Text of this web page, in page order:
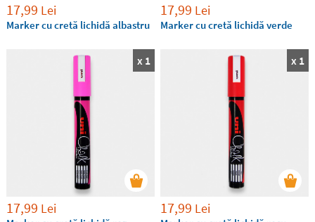
17,99 Lei
Marker cu cretă lichidă albastru
17,99 Lei
Marker cu cretă lichidă verde
x 1
17,99 Lei
x 1
17,99 Lei